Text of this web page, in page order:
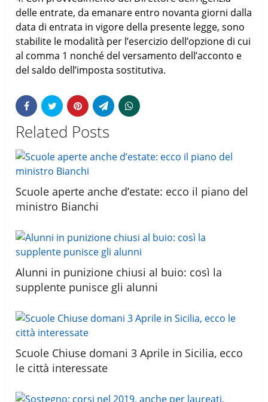
delle entrate, da emanare entro novanta giorni dalla
data di entrata in vigore della presente legge, sono
stabilite le modalità per l’esercizio dell’opzione di cui
al comma 1 nonché del versamento dell’acconto e
del saldo dell’imposta sostitutiva.
Related Posts
Scuole aperte anche d’estate: ecco il piano del
ministro Bianchi
Alunni in punizione chiusi al buio: così la
supplente punisce gli alunni
Scuole Chiuse domani 3 Aprile in Sicilia, ecco
le città interessate